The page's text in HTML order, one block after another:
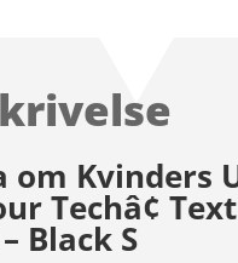
om Kvinders
Techâ¢
Black S